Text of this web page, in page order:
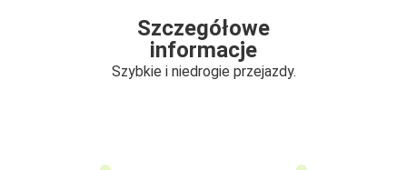
Szczegółowe
informacje
Szybkie i niedrogie przejazdy.